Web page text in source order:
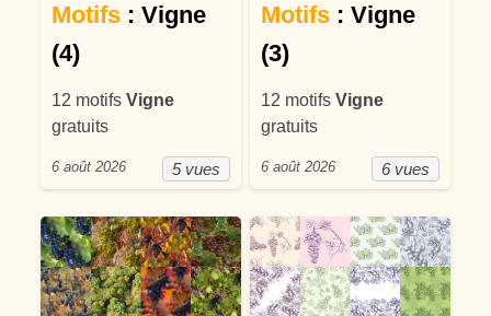
Motifs : Vigne
(4)
12 motifsVigne
gratuits
5 vues
6 août 2026
Motifs: Vigne
(3)
12 motifs Vigne
gratuits
6 vues
6 août 2026